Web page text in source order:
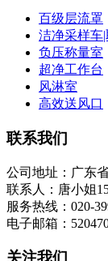
百级层流罩
洁净采样车
负压称量室
超净工作台
风淋室
高效送风口
联系我们
公司地址：广东
联系人：唐小姐
服务热线：020-
电子邮箱：